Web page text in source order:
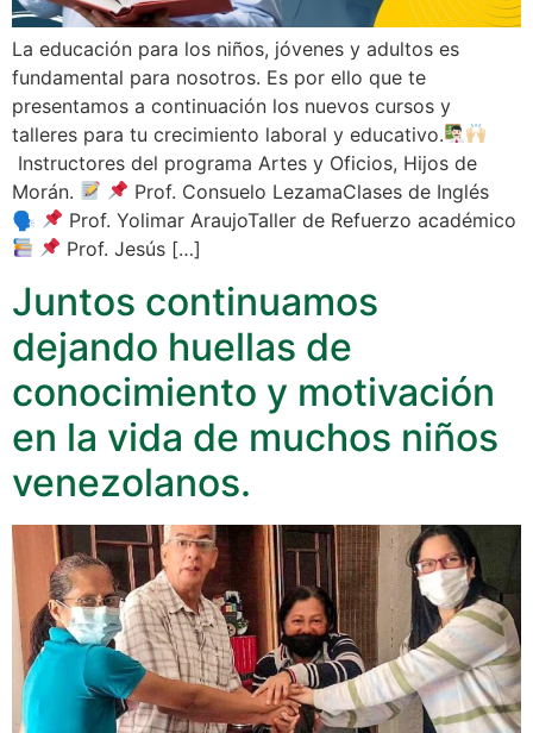
La educación para los niños, jóvenes y adultos es
fundamental para nosotros. Es por ello que te
presentamos a continuación los nuevos cursos y
talleres para tu crecimiento laboral y educativo.
Instructores del programa Artes y Oficios, Hijos de
Morán.
Prof. Consuelo LezamaClases de Inglés
🗣
Prof. Yolimar AraujoTaller de Refuerzo académico
Prof. Jesús […]
Juntos continuamos
dejando huellas de
conocimiento y motivación
en la vida de muchos niños
venezolanos.